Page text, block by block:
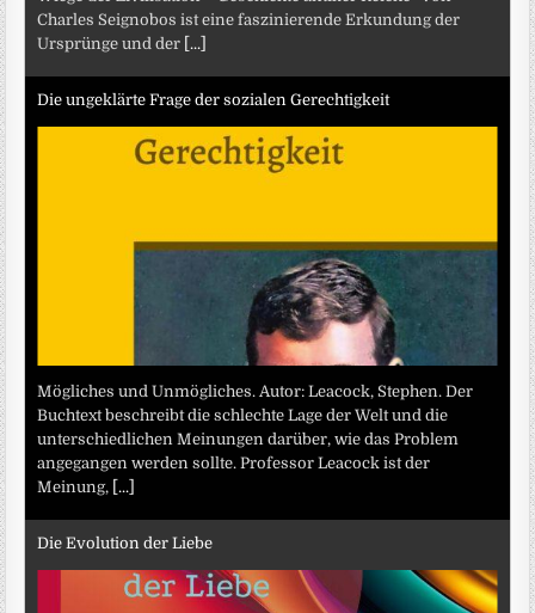
Charles Seignobos ist eine faszinierende Erkundung der
Ursprünge und der [...]
Die ungeklärte Frage der sozialen Gerechtigkeit
Mögliches und Unmögliches. Autor: Leacock, Stephen. Der
Buchtext beschreibt die schlechte Lage der Welt und die
unterschiedlichen Meinungen darüber, wie das Problem
angegangen werden sollte. Professor Leacock ist der
Meinung, [...]
Die Evolution der Liebe